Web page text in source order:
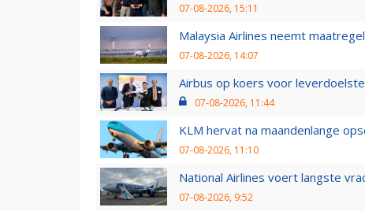
07-08-2026, 15:11
Malaysia Airlines neemt
07-08-2026, 14:07
Airbus op koers voor
07-08-2026, 11:44
KLM hervat na maandenlange
07-08-2026, 11:10
National Airlines voert langste
07-08-2026, 9:52